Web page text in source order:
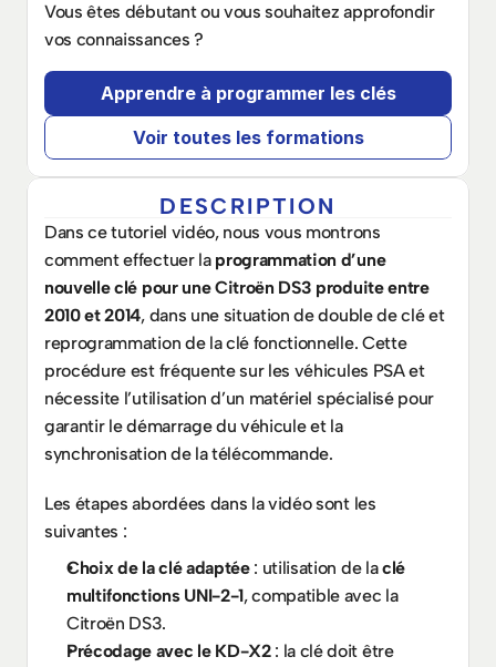
Vous êtes débutant ou vous souhaitez approfondir
vos connaissances ?
Apprendre à programmer les clés
Voir toutes les formations
DESCRIPTION
Dans ce tutoriel vidéo, nous vous montrons
comment effectuer la programmation d’une
nouvelle clé pour une Citroën DS3 produite entre
2010 et 2014, dans une situation de double de clé et
reprogrammation de la clé fonctionnelle. Cette
procédure est fréquente sur les véhicules PSA et
nécessite l’utilisation d’un matériel spécialisé pour
garantir le démarrage du véhicule et la
synchronisation de la télécommande.
Les étapes abordées dans la vidéo sont les
suivantes :
Choix de la clé adaptée : utilisation de la clé
multifonctions UNI-2-1, compatible avec la
Citroën DS3.
Précodage avec le KD-X2 : la clé doit être